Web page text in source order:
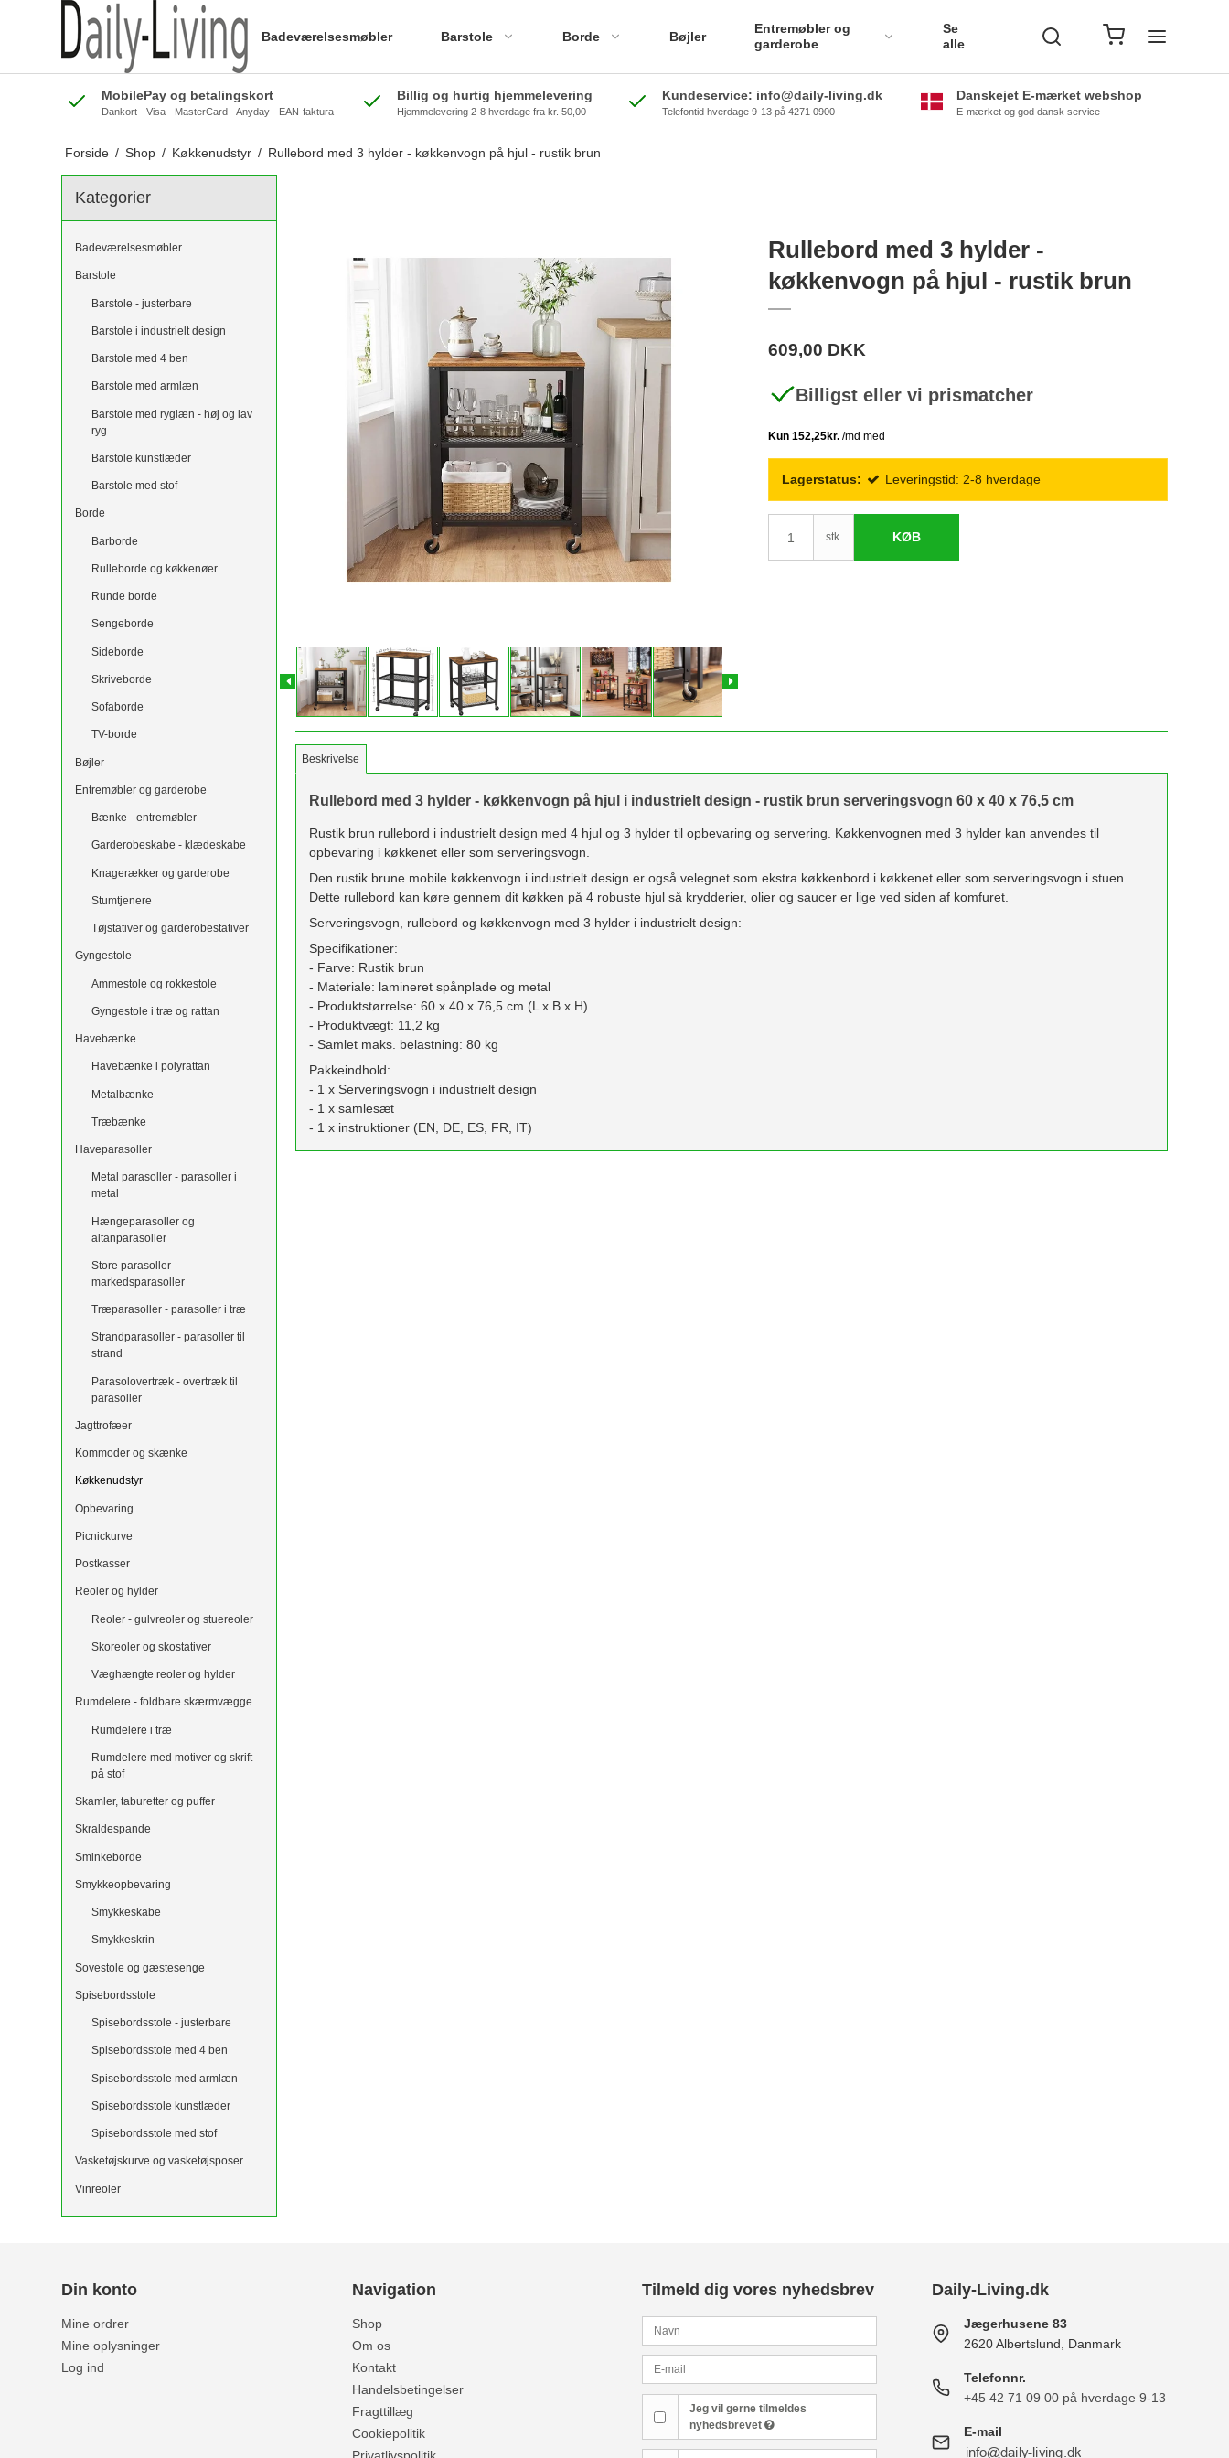
Badeværelsesmøbler Barstole Borde Bøjler
Entremøbler og
garderobe
Se
alle
MobilePay og betalingskort
Dankort - Visa - MasterCard - Anyday - EAN-faktura
Billig og hurtig hjemmelevering
Hjemmelevering 2-8 hverdage fra kr. 50,00
Kundeservice: info@daily-living.dk
Telefontid hverdage 9-13 på 4271 0900
Danskejet E-mærket webshop
E-mærket og god dansk service
Forside / Shop / Køkkenudstyr / Rullebord med 3 hylder - køkkenvogn på hjul - rustik brun
Kategorier
Badeværelsesmøbler
Barstole
Barstole - justerbare
Barstole i industrielt design
Barstole med 4 ben
Barstole med armlæn
Barstole med ryglæn - høj og lav
ryg
Barstole kunstlæder
Barstole med stof
Borde
Barborde
Rulleborde og køkkenøer
Runde borde
Sengeborde
Sideborde
Skriveborde
Sofaborde
TV-borde
Bøjler
Entremøbler og garderobe
Bænke - entremøbler
Garderobeskabe - klædeskabe
Knagerækker og garderobe
Stumtjenere
Tøjstativer og garderobestativer
Gyngestole
Ammestole og rokkestole
Gyngestole i træ og rattan
Havebænke
Havebænke i polyrattan
Metalbænke
Træbænke
Haveparasoller
Metal parasoller - parasoller i
metal
Hængeparasoller og
altanparasoller
Store parasoller -
markedsparasoller
Træparasoller - parasoller i træ
Strandparasoller - parasoller til
strand
Parasolovertræk - overtræk til
parasoller
Jagttrofæer
Kommoder og skænke
Køkkenudstyr
Opbevaring
Picnickurve
Postkasser
Reoler og hylder
Reoler - gulvreoler og stuereoler
Skoreoler og skostativer
Væghængte reoler og hylder
Rumdelere - foldbare skærmvægge
Rumdelere i træ
Rumdelere med motiver og skrift
på stof
Skamler, taburetter og puffer
Skraldespande
Sminkeborde
Smykkeopbevaring
Smykkeskabe
Smykkeskrin
Sovestole og gæstesenge
Spisebordsstole
Spisebordsstole - justerbare
Spisebordsstole med 4 ben
Spisebordsstole med armlæn
Spisebordsstole kunstlæder
Spisebordsstole med stof
Vasketøjskurve og vasketøjsposer
Vinreoler
Rullebord med 3 hylder -
køkkenvogn på hjul - rustik brun
609,00 DKK
Billigst eller vi prismatcher
Lagerstatus: Leveringstid: 2-8 hverdage
stk. KØB
Beskrivelse
Rullebord med 3 hylder - køkkenvogn på hjul i industrielt design - rustik brun serveringsvogn 60 x 40 x 76,5 cm
Rustik brun rullebord i industrielt design med 4 hjul og 3 hylder til opbevaring og servering. Køkkenvognen med 3 hylder kan anvendes til
opbevaring i køkkenet eller som serveringsvogn.
Den rustik brune mobile køkkenvogn i industrielt design er også velegnet som ekstra køkkenbord i køkkenet eller som serveringsvogn i stuen.
Dette rullebord kan køre gennem dit køkken på 4 robuste hjul så krydderier, olier og saucer er lige ved siden af ​​komfuret.
Serveringsvogn, rullebord og køkkenvogn med 3 hylder i industrielt design:
Specifikationer:
- Farve: Rustik brun
- Materiale: lamineret spånplade og metal
- Produktstørrelse: 60 x 40 x 76,5 cm (L x B x H)
- Produktvægt: 11,2 kg
- Samlet maks. belastning: 80 kg
Pakkeindhold:
- 1 x Serveringsvogn i industrielt design
- 1 x samlesæt
- 1 x instruktioner (EN, DE, ES, FR, IT)
Din konto
Mine ordrer
Mine oplysninger
Log ind
Navigation
Shop
Om os
Kontakt
Handelsbetingelser
Fragttillæg
Cookiepolitik
Privatlivspolitik
Tilmeld dig vores nyhedsbrev
Jeg vil gerne tilmeldes
nyhedsbrevet
Daily-Living.dk
Jægerhusene 83
2620 Albertslund, Danmark
Telefonnr.
+45 42 71 09 00 på hverdage 9-13
E-mail